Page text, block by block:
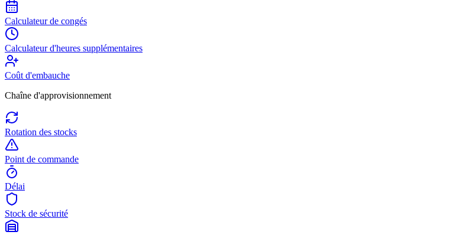
Calculateur de congés
Calculateur d'heures supplémentaires
Coût d'embauche
Chaîne d'approvisionnement
Rotation des stocks
Point de commande
Délai
Stock de sécurité